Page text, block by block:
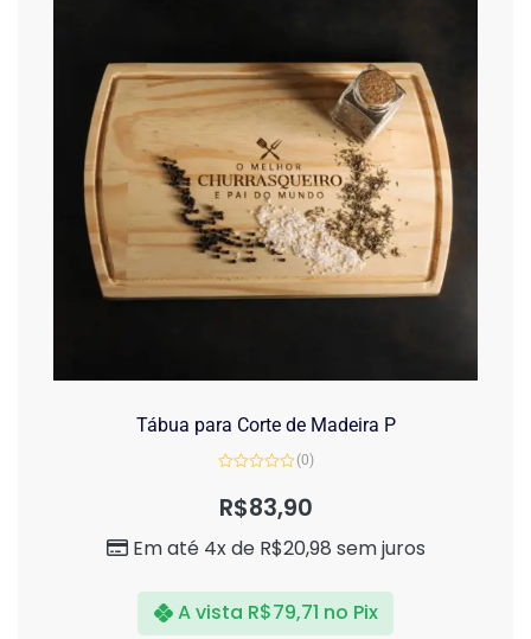
Tábua para Corte de Madeira P
de
(0)
R$83,90
Em até 4x de R$20,98 sem juros
A vista R$79,71 no Pix